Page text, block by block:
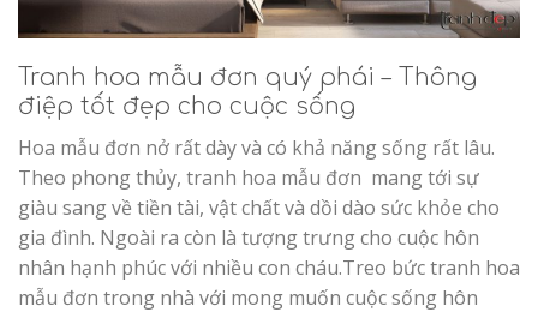
Tranh hoa mẫu đơn quý phái – Thông
điệp tốt đẹp cho cuộc sống
Hoa mẫu đơn nở rất dày và có khả năng sống rất lâu.
Theo phong thủy, tranh hoa mẫu đơn mang tới sự
giàu sang về tiền tài, vật chất và dồi dào sức khỏe cho
gia đình. Ngoài ra còn là tượng trưng cho cuộc hôn
nhân hạnh phúc với nhiều con cháu.Treo bức tranh hoa
mẫu đơn trong nhà với mong muốn cuộc sống hôn